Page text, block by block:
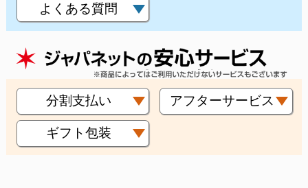
よくある質問
分割支払い アフターサービス
ギフト包装